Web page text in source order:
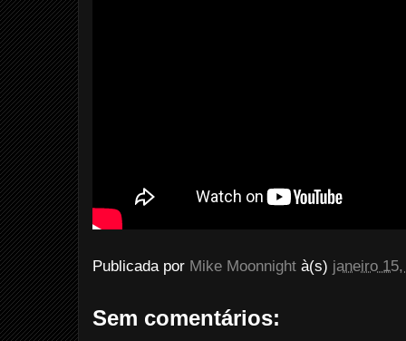
Publicada por Mike Moonnight à(s) janeiro
Sem comentários: